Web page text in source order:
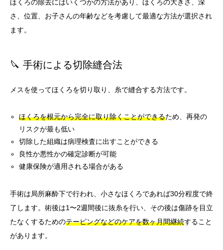
ほくろの除去にはいくつかの方法があり、ほくろの大きさ、深
さ、位置、お子さんの年齢などを考慮して最適な方法が選択され
ます。
🔪 手術による切除縫合法
メスを使ってほくろを切り取り、糸で縫合する方法です。
ほくろを根元から完全に取り除くことができるため、再発の
リスクが最も低い
切除した組織は病理検査に出すことができる
良性か悪性かの確定診断が可能
健康保険が適用される場合がある
手術は局所麻酔下で行われ、小さなほくろであれば30分程度で終
了します。術後は1〜2週間後に抜糸を行い、その後は傷跡を目立
たなくするためのテーピングなどのケアを数ヶ月間継続すること
があります。